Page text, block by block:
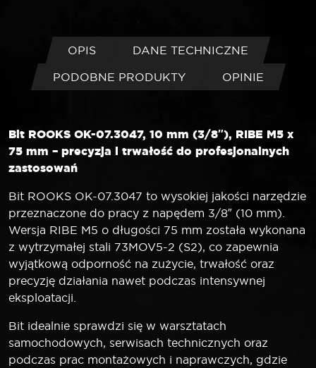
RIBE
x
73MOV5-
2
(S2)
OPIS
DANE TECHNICZNE
PODOBNE PRODUKTY
OPINIE
Bit ROOKS OK-07.3047, 10 mm (3/8″), RIBE M5 x
75 mm – precyzja i trwałość do profesjonalnych
zastosowań
Bit ROOKS OK-07.3047 to wysokiej jakości narzędzie
przeznaczone do pracy z napędem 3/8″ (10 mm).
Wersja RIBE M5 o długości 75 mm została wykonana
z wytrzymałej stali 73MOV5-2 (S2), co zapewnia
wyjątkową odporność na zużycie, trwałość oraz
precyzję działania nawet podczas intensywnej
eksploatacji.
Bit idealnie sprawdzi się w warsztatach
samochodowych, serwisach technicznych oraz
podczas prac montażowych i naprawczych, gdzie